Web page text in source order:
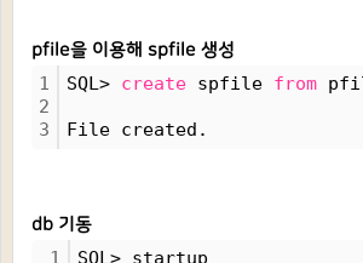
pfile을 이용해 spfile 생성
1
2
3
SQL> create spfile from
File created.
db 기동
1
SQL> startup